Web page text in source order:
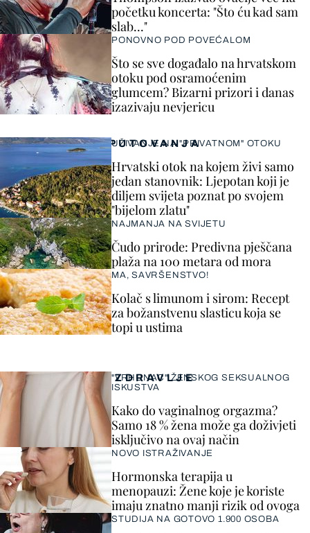
početku koncerta: "Što ću kad sam
slab..."
PONOVNO POD POVEĆALOM
Što se sve događalo na hrvatskom
otoku pod osramoćenim
glumcem? Bizarni prizori i danas
izazivaju nevjericu
ZDRAVLJE
"VRHUNAC" ŽENSKOG SEKSUALNOG
ISKUSTVA
Kako do vaginalnog orgazma?
Samo 18 % žena može ga doživjeti
isključivo na ovaj način
NOVO ISTRAŽIVANJE
Hormonska terapija u
menopauzi: Žene koje je koriste
imaju znatno manji rizik od ovoga
STUDIJA NA GOTOVO 1.900 OSOBA
PUTOVANJA
UŽIVANJE NA "PRIVATNOM" OTOKU
Hrvatski otok na kojem živi samo
jedan stanovnik: Ljepotan koji je
diljem svijeta poznat po svojem
"bijelom zlatu"
NAJMANJA NA SVIJETU
Čudo prirode: Predivna pješčana
plaža na 100 metara od mora
MA, SAVRŠENSTVO!
Kolač s limunom i sirom: Recept
za božanstvenu slasticu koja se
topi u ustima